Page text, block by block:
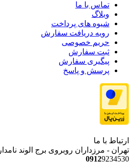
تماس با ما
وبلاگ
شیوه های پرداخت
رویه دریافت سفارش
حریم خصوصی
ثبت سفارش
پیگیری سفارش
پرسش و پاسخ
ارتباط با ما
تهران - مرزداران روبروی برج الوند نامدار 11
09129234530